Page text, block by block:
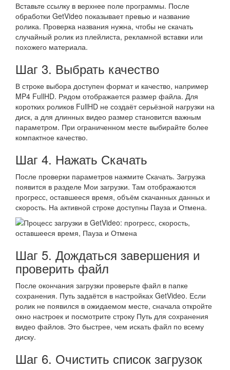
Вставьте ссылку в верхнее поле программы. После
обработки GetVideo показывает превью и название
ролика. Проверка названия нужна, чтобы не скачать
случайный ролик из плейлиста, рекламной вставки или
похожего материала.
Шаг 3. Выбрать качество
В строке выбора доступен формат и качество, например
MP4 FullHD. Рядом отображается размер файла. Для
коротких роликов FullHD не создаёт серьёзной нагрузки на
диск, а для длинных видео размер становится важным
параметром. При ограниченном месте выбирайте более
компактное качество.
Шаг 4. Нажать Скачать
После проверки параметров нажмите Скачать. Загрузка
появится в разделе Мои загрузки. Там отображаются
прогресс, оставшееся время, объём скачанных данных и
скорость. На активной строке доступны Пауза и Отмена.
Шаг 5. Дождаться завершения и
проверить файл
После окончания загрузки проверьте файл в папке
сохранения. Путь задаётся в настройках GetVideo. Если
ролик не появился в ожидаемом месте, сначала откройте
окно настроек и посмотрите строку Путь для сохранения
видео файлов. Это быстрее, чем искать файл по всему
диску.
Шаг 6. Очистить список загрузок